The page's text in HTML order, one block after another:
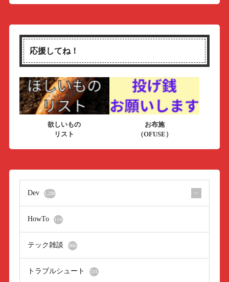
応援してね！
欲しいもの
リスト
お布施
（OFUSE）
Dev 1,288
HowTo 114
テック雑談 966
トラブルシュート 131